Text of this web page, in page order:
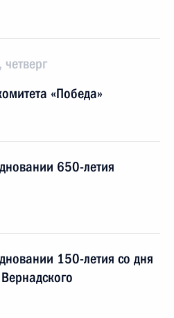
«Победа»
650-летия
150-летия со дня